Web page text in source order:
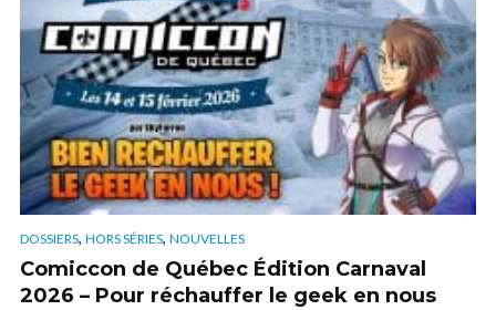
DOSSIERS, HORS SÉRIES, NOUVELLES
Comiccon de Québec Édition Carnaval
2026 – Pour réchauffer le geek en nous